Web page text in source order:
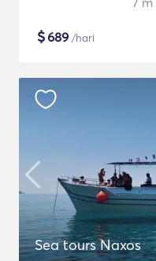
$689 /hari
Sea tours Naxos